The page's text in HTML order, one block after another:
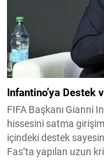
Infantino’ya Destek
FIFA Başkanı Gianni
hissesini satma
içindeki destek
Fas’ta yapılan uzun